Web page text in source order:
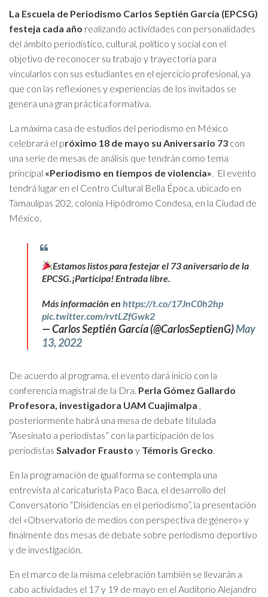
La Escuela de Periodismo Carlos Septién García (EPCSG)
festeja cada año realizando actividades con personalidades
del ámbito periodístico, cultural, político y social con el
objetivo de reconocer su trabajo y trayectoria para
vincularlos con sus estudiantes en el ejercicio profesional, ya
que con las reflexiones y experiencias de los invitados se
genera una gran práctica formativa.
La máxima casa de estudios del periodismo en México
celebrará el próximo 18 de mayo su Aniversario 73 con
una serie de mesas de análisis que tendrán como tema
principal «Periodismo en tiempos de violencia». El evento
tendrá lugar en el Centro Cultural Bella Época, ubicado en
Tamaulipas 202, colonia Hipódromo Condesa, en la Ciudad de
México.
Estamos listos para festejar el 73 aniversario de la
EPCSG.¡Participa! Entrada libre.
Más información en https://t.co/17JnC0h2hp
pic.twitter.com/rvtLZfGwk2
— Carlos Septién García (@CarlosSeptienG)May
13, 2022
De acuerdo al programa, el evento dará inicio con la
conferencia magistral de la Dra. Perla Gómez Gallardo
Profesora, investigadora UAM Cuajimalpa ,
posteriormente habrá una mesa de debate titulada
“Asesinato a periodistas” con la participación de los
periodistas Salvador Frausto y Témoris Grecko.
En la programación de igual forma se contempla una
entrevista al caricaturista Paco Baca, el desarrollo del
Conversatorio “Disidencias en el periodismo”, la presentación
del «Observatorio de medios con perspectiva de género» y
finalmente dos mesas de debate sobre periodismo deportivo
y de investigación.
En el marco de la misma celebración también se llevarán a
cabo actividades el 17 y 19 de mayo en el Auditorio Alejandro